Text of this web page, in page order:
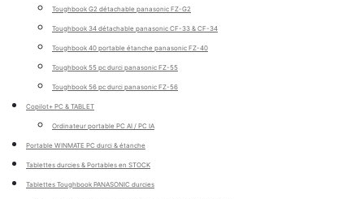
Toughbook G2 détachable panasonic FZ-G2
Toughbook 34 détachable panasonic CF-33 & CF-34
Toughbook 40 portable étanche panasonic FZ-40
Toughbook 55 pc durci panasonic FZ-55
Toughbook 56 pc durci panasonic FZ-56
Copilot+ PC & TABLET
Ordinateur portable PC AI / PC IA
Portable WINMATE PC durci & étanche
Tablettes durcies & Portables en STOCK
Tablettes Toughbook PANASONIC durcies